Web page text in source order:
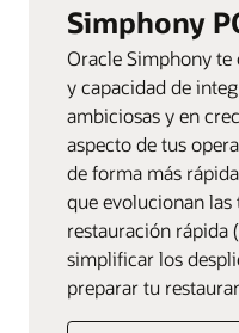
Simphony
Oracle Simphony te
y capacidad de
ambiciosas y en
aspecto de tus
de forma más
que evolucionan las
restauración rápida
simplificar los
preparar tu